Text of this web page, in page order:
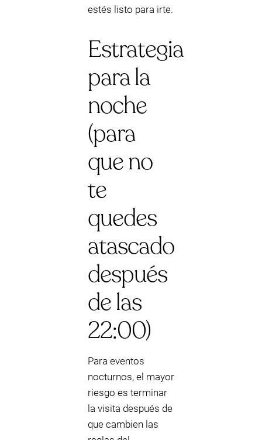
estés listo para irte.
Estrategia
para la
noche
(para
que no
te
quedes
atascado
después
de las
22:00)
Para eventos
nocturnos, el mayor
riesgo es terminar
la visita después de
que cambien las